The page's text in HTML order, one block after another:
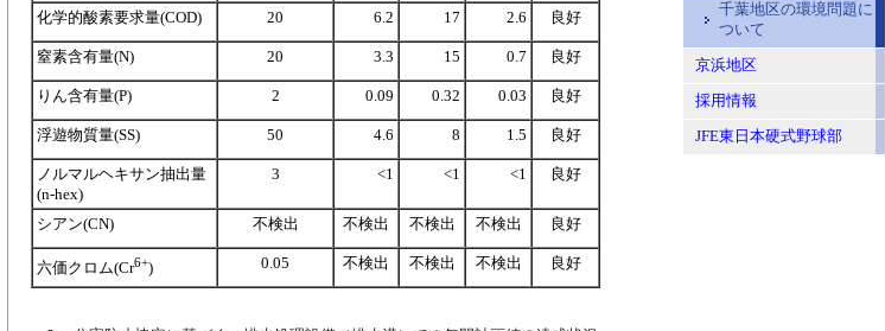
化学的酸素要求量(COD) 20 6.2 17 2.6 良好
窒素含有量(N) 20 3.3 15 0.7 良好
りん含有量(P) 2 0.09 0.32 0.03 良好
浮遊物質量(SS) 50 4.6 8 1.5 良好
ノルマルヘキサン抽出量
(n-hex)
3 <1 <1 <1 良好
シアン(CN) 不検出 不検出 不検出 不検出 良好
六価クロム(Cr6+) 0.05 不検出 不検出 不検出 良好
千葉地区の環境問題に
ついて
京浜地区
採用情報
JFE東日本硬式野球部